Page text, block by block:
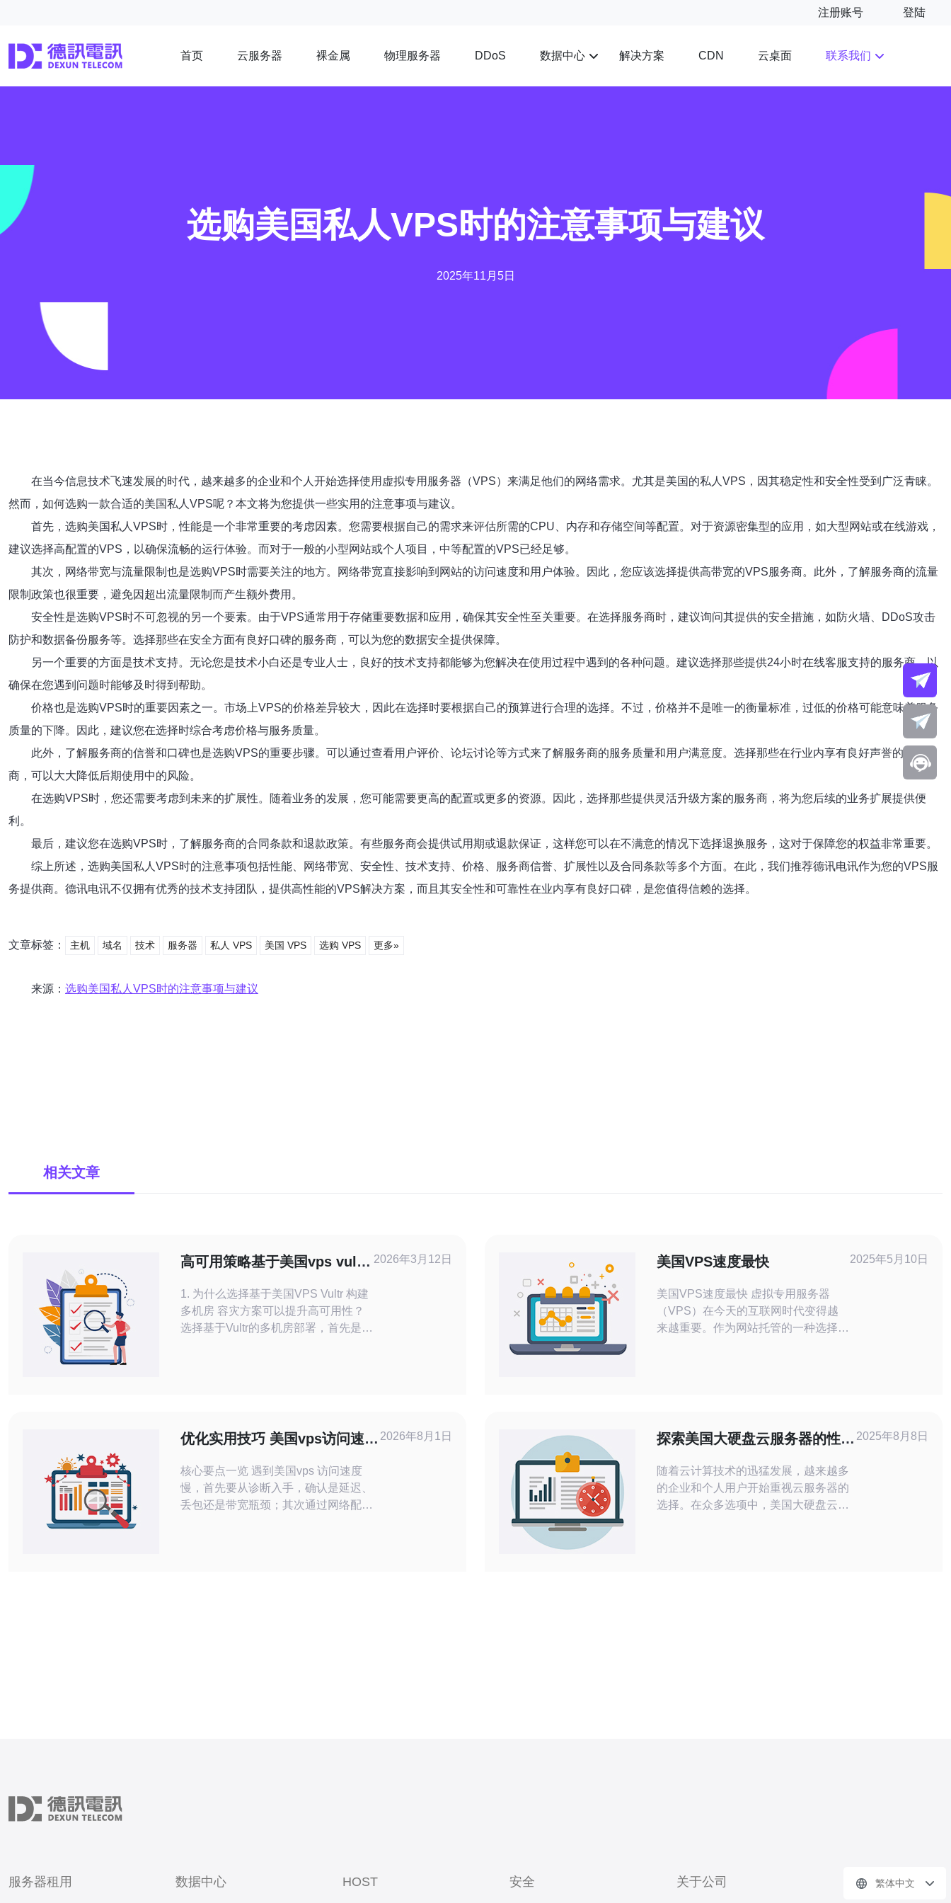
注册账号 登陆
首页 云服务器 裸金属 物理服务器 DDoS 数据中心 解决方案 CDN 云桌面 联系我们
选购美国私人VPS时的注意事项与建议
2025年11月5日
在当今信息技术飞速发展的时代，越来越多的企业和个人开始选择使用虚拟专用服务器（VPS）来满足他们的网络需求。尤其是美国的私人VPS，因其稳定性和安全性受到广泛青睐。
然而，如何选购一款合适的美国私人VPS呢？本文将为您提供一些实用的注意事项与建议。
首先，选购美国私人VPS时，性能是一个非常重要的考虑因素。您需要根据自己的需求来评估所需的CPU、内存和存储空间等配置。对于资源密集型的应用，如大型网站或在线游戏，
建议选择高配置的VPS，以确保流畅的运行体验。而对于一般的小型网站或个人项目，中等配置的VPS已经足够。
其次，网络带宽与流量限制也是选购VPS时需要关注的地方。网络带宽直接影响到网站的访问速度和用户体验。因此，您应该选择提供高带宽的VPS服务商。此外，了解服务商的流量
限制政策也很重要，避免因超出流量限制而产生额外费用。
安全性是选购VPS时不可忽视的另一个要素。由于VPS通常用于存储重要数据和应用，确保其安全性至关重要。在选择服务商时，建议询问其提供的安全措施，如防火墙、DDoS攻击
防护和数据备份服务等。选择那些在安全方面有良好口碑的服务商，可以为您的数据安全提供保障。
另一个重要的方面是技术支持。无论您是技术小白还是专业人士，良好的技术支持都能够为您解决在使用过程中遇到的各种问题。建议选择那些提供24小时在线客服支持的服务商，以
确保在您遇到问题时能够及时得到帮助。
价格也是选购VPS时的重要因素之一。市场上VPS的价格差异较大，因此在选择时要根据自己的预算进行合理的选择。不过，价格并不是唯一的衡量标准，过低的价格可能意味着服务
质量的下降。因此，建议您在选择时综合考虑价格与服务质量。
此外，了解服务商的信誉和口碑也是选购VPS的重要步骤。可以通过查看用户评价、论坛讨论等方式来了解服务商的服务质量和用户满意度。选择那些在行业内享有良好声誉的服务
商，可以大大降低后期使用中的风险。
在选购VPS时，您还需要考虑到未来的扩展性。随着业务的发展，您可能需要更高的配置或更多的资源。因此，选择那些提供灵活升级方案的服务商，将为您后续的业务扩展提供便
利。
最后，建议您在选购VPS时，了解服务商的合同条款和退款政策。有些服务商会提供试用期或退款保证，这样您可以在不满意的情况下选择退换服务，这对于保障您的权益非常重要。
综上所述，选购美国私人VPS时的注意事项包括性能、网络带宽、安全性、技术支持、价格、服务商信誉、扩展性以及合同条款等多个方面。在此，我们推荐德讯电讯作为您的VPS服
务提供商。德讯电讯不仅拥有优秀的技术支持团队，提供高性能的VPS解决方案，而且其安全性和可靠性在业内享有良好口碑，是您值得信赖的选择。
文章标签： 主机 域名 技术 服务器 私人 VPS 美国 VPS 选购 VPS 更多»
来源： 选购美国私人VPS时的注意事项与建议
相关文章
高可用策略基于美国vps vultr
1. 为什么选择基于美国VPS Vultr 构建
多机房 容灾方案可以提升高可用性？
选择基于Vultr的多机房部署，首先是因
此外，Vultr通常提供快速的API、镜像
管理与按需扩
2026年3月12日 美国VPS速度最快
美国VPS速度最快 虚拟专用服务器
（VPS）在今天的互联网时代变得越
来越重要。作为网站托管的一种选择，
有一流的网络基础设施和技术支持，因
此速度优势明显。美国V
2025年5月10日
优化实用技巧 美国vps访问速度
核心要点一览 遇到美国vps 访问速度
慢，首先要从诊断入手，确认是延迟、
丢包还是带宽瓶颈；其次通过网络配置
2026年8月1日
探索美国大硬盘云服务器的性能
随着云计算技术的迅猛发展，越来越多
的企业和个人用户开始重视云服务器的
选择。在众多选项中，美国大硬盘云服
2025年8月8日
服务器租用 数据中心 HOST 安全 关于公司 繁体中文